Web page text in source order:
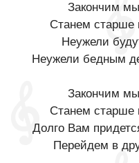
Закончим
Станем старше
Неужели
Неужели бедным
Закончим
Станем старше
Долго Вам
Перейдем в